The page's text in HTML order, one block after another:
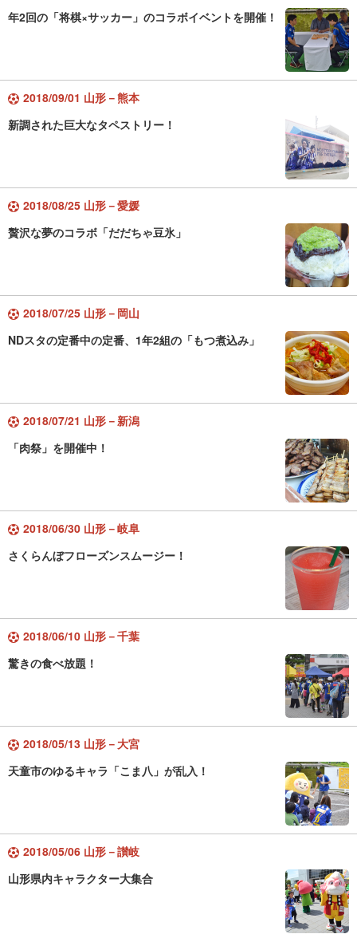
年2回の「将棋×サッカー」のコラボイベントを開催！
2018/09/01 山形－熊本
新調された巨大なタペストリー！
2018/08/25 山形－愛媛
贅沢な夢のコラボ「だだちゃ豆氷」
2018/07/25 山形－岡山
NDスタの定番中の定番、1年2組の「もつ煮込み」
2018/07/21 山形－新潟
「肉祭」を開催中！
2018/06/30 山形－岐阜
さくらんぼフローズンスムージー！
2018/06/10 山形－千葉
驚きの食べ放題！
2018/05/13 山形－大宮
天童市のゆるキャラ「こま八」が乱入！
2018/05/06 山形－讃岐
山形県内キャラクター大集合